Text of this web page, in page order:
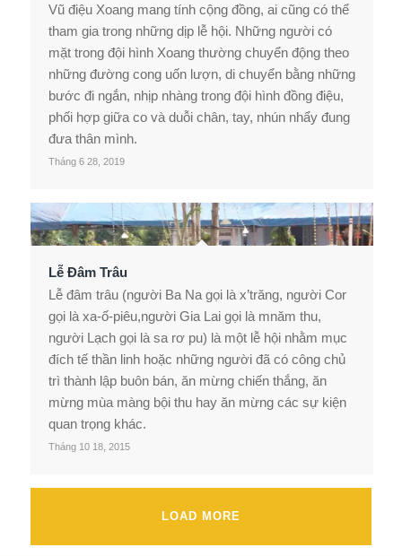
Vũ điệu Xoang mang tính cộng đồng, ai cũng có thể
tham gia trong những dịp lễ hội. Những người có
mặt trong đội hình Xoang thường chuyển động theo
những đường cong uốn lượn, di chuyển bằng những
bước đi ngắn, nhịp nhàng trong đội hình đồng điệu,
phối hợp giữa co và duỗi chân, tay, nhún nhẩy đung
đưa thân mình.
Tháng 6 28, 2019
Lễ Đâm Trâu
Lễ đâm trâu (người Ba Na gọi là x’trăng, người Cor
gọi là xa-ố-piêu,người Gia Lai gọi là mnăm thu,
người Lạch gọi là sa rơ pu) là một lễ hội nhằm mục
đích tế thần linh hoặc những người đã có công chủ
trì thành lập buôn bán, ăn mừng chiến thắng, ăn
mừng mùa màng bội thu hay ăn mừng các sự kiện
quan trọng khác.
Tháng 10 18, 2015
LOAD MORE